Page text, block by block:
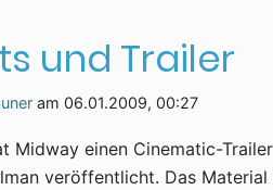
und Trailer
am 06.01.2009, 00:27
Midway einen Cinematic-
veröffentlicht. Das